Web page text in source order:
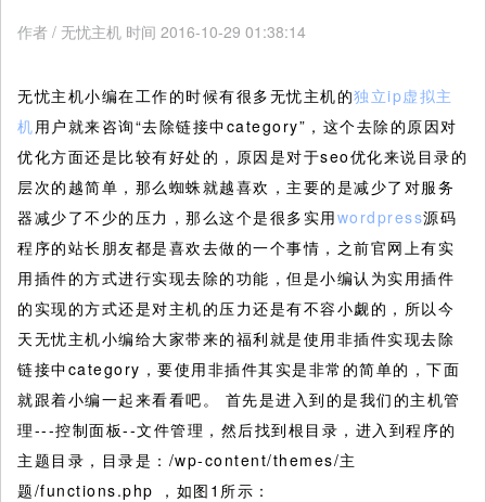
作者 / 无忧主机 时间 2016-10-29 01:38:14
无忧主机小编在工作的时候有很多无忧主机的独立ip虚拟主
机用户就来咨询“去除链接中category”，这个去除的原因对
优化方面还是比较有好处的，原因是对于seo优化来说目录的
层次的越简单，那么蜘蛛就越喜欢，主要的是减少了对服务
器减少了不少的压力，那么这个是很多实用wordpress源码
程序的站长朋友都是喜欢去做的一个事情，之前官网上有实
用插件的方式进行实现去除的功能，但是小编认为实用插件
的实现的方式还是对主机的压力还是有不容小觑的，所以今
天无忧主机小编给大家带来的福利就是使用非插件实现去除
链接中category，要使用非插件其实是非常的简单的，下面
就跟着小编一起来看看吧。
首先是进入到的是我们的主机管
理---控制面板--文件管理，然后找到根目录，进入到程序的
主题目录，目录是：/wp-content/themes/主
题/functions.php ，如图1所示：